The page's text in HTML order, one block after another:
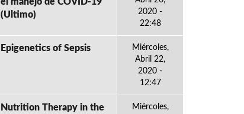
(Ultimo)
2020 -
22:48
Epigenetics of Sepsis
Miércoles,
Abril 22,
2020 -
12:47
Nutrition Therapy in the
Miércoles,